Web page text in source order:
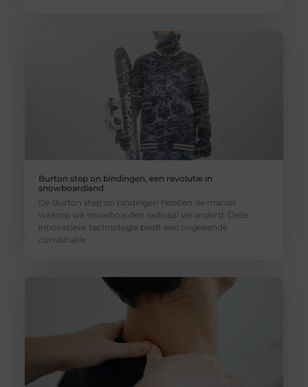
Burton step on bindingen, een revolutie in
snowboardland
De Burton step on bindingen hebben de manier
waarop we snowboarden radicaal veranderd. Deze
innovatieve technologie biedt een ongekende
combinatie